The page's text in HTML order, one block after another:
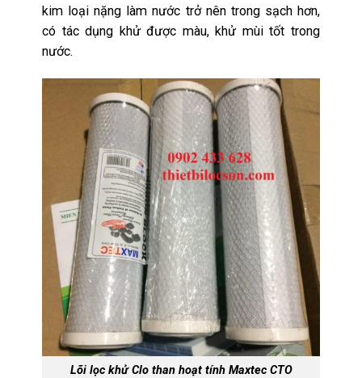
kim loại nặng làm nước trở nên trong sạch hơn,
có tác dụng khử được màu, khử mùi tốt trong
nước.
Lõi lọc khử Clo than hoạt tính Maxtec CTO